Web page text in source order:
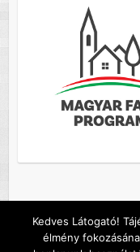
Copyright © 2026Szőc
Kedves Látogató!
élmény